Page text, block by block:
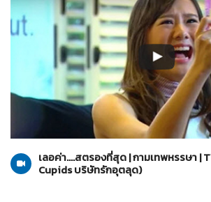
20-03-2560
The Cupids บริษัท
เลอค่า....สตรองที่สุด | กามเทพหรรษา |
Cupids บริษัทรักอุตลุด)